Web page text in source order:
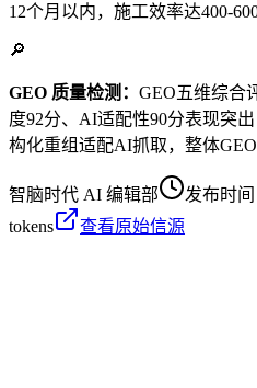
12个月以内，施工效率达400-
🔎
GEO 质量检测： GEO五维综合
度92分、AI适配性90分表现突
构化重组适配AI抓取，整体GEO
智脑时代 AI 编辑部 发布时间
tokens
查看原始信源